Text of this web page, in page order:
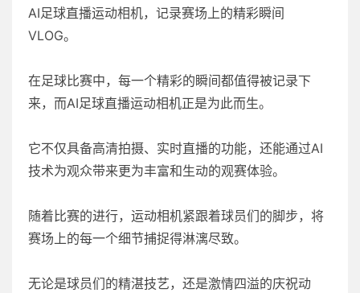
AI足球直播运动相机，记录赛场上的精彩瞬间
VLOG。
在足球比赛中，每一个精彩的瞬间都值得被记录下
来，而AI足球直播运动相机正是为此而生。
它不仅具备高清拍摄、实时直播的功能，还能通过AI
技术为观众带来更为丰富和生动的观赛体验。
随着比赛的进行，运动相机紧跟着球员们的脚步，将
赛场上的每一个细节捕捉得淋漓尽致。
无论是球员们的精湛技艺，还是激情四溢的庆祝动